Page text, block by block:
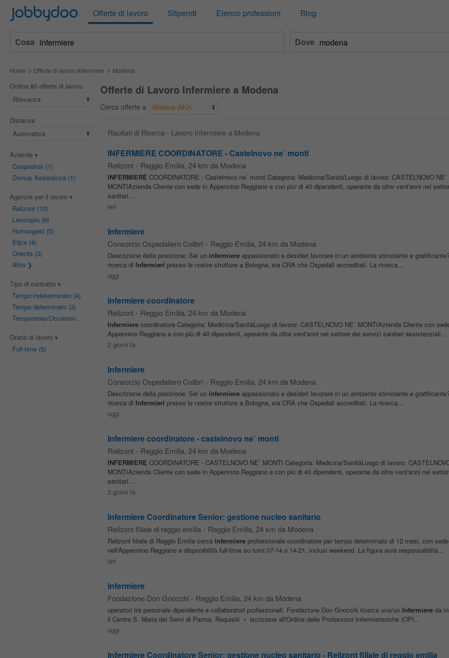
Jobbydoo Offerte di lavoro Stipendi Elenco professioni Blog
Cosa Dove
Home Offerte di lavoro Infermiere Modena
Ordina 80 offerte di lavoro
Rilevanza
Distanza
Automatica
Aziende
Coopselios (1)
Domus Assistenza(1)
Agenzie per il lavoro
Relizont(10)
Lavoropiù(9)
Humangest(5)
Etjca(4)
Orienta(3)
Altro
Tipo di contratto
Tempo indeterminato(4)
Tempo determinato(3)
Temporaneo/Occasionale
Orario di lavoro
Full-time(5)
Offerte di Lavoro Infermiere a Modena
Cerca offerte a Modena (MO)
Risultati di Ricerca - Lavoro Infermiere a Modena
INFERMIERE COORDINATORE - Castelnovo ne` monti
Relizont - Reggio Emilia, 24 km da Modena
INFERMIERE COORDINATORE - Castelnovo ne` monti Categoria: Medicina/Sanita'Luogo di lavoro: CASTELNOVO NE`
MONTIAzienda Cliente con sede in Appennino Reggiano e con piu' di 40 dipendenti, operante da oltre vent'anni nel
sanitari...
ieri
Infermiere
Consorzio Ospedaliero Colibrì - Reggio Emilia, 24 km da Modena
Descrizione della posizione: Sei un infermiereappassionato e desideri lavorare in un ambiente stimolante e
ricerca di Infermieri presso le nostre strutture a Bologna, sia CRA che Ospedali accreditati. La ricerca...
oggi
Infermiere coordinatore
Relizont - Reggio Emilia, 24 km da Modena
Infermierecoordinatore Categoria: Medicina/SanitàLuogo di lavoro: CASTELNOVO NE` MONTIAzienda Cliente con
Appennino Reggiano e con più di 40 dipendenti, operante da oltre vent'anni nel settore dei servizi sanitari assistenziali...
2 giorni fa
Infermiere
Consorzio Ospedaliero Colibrì - Reggio Emilia, 24 km da Modena
Descrizione della posizione: Sei un infermiereappassionato e desideri lavorare in un ambiente stimolante e
ricerca di Infermieri presso le nostre strutture a Bologna, sia CRA che Ospedali accreditati. La ricerca...
oggi
Infermiere coordinatore - castelnovo ne` monti
Relizont - Reggio Emilia, 24 km da Modena
INFERMIERE COORDINATORE - CASTELNOVO NE` MONTI Categoria: Medicina/SanitàLuogo di lavoro:
MONTIAzienda Cliente con sede in Appennino Reggiano e con più di 40 dipendenti, operante da oltre vent'anni nel
sanitari...
2 giorni fa
Infermiere Coordinatore Senior: gestione nucleo sanitario
Relizont filiale di reggio emilia - Reggio Emilia, 24 km da Modena
Relizont filiale di Reggio Emilia cerca infermiereprofessionale coordinatore per tempo determinato di 12 mesi, con sede
nell'Appennino Reggiano e disponibilità full-time su turni 07-14 o 14-21, inclusi weekend. La figura avrà responsabilità...
ieri
Infermiere
Fondazione Don Gnocchi - Reggio Emilia, 24 km da Modena
operatori tra personale dipendente e collaboratori professionali. Fondazione Don Gnocchi ricerca una/un Infermiereda
il Centro S. Maria dei Servi di Parma. Requisiti • iscrizione all'Ordine delle Professioni Infermieristiche (OPI...
oggi
Infermiere Coordinatore Senior: gestione nucleo sanitario - Relizont filiale di reggio emilia